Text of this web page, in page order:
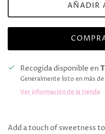
AÑADIR
Recogida disponible en
Generalmente listo en más de
Ver información de la tienda
Add a touch of sweetness